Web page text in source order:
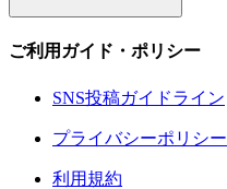
ご利用ガイド・ポリシー
SNS投稿ガイドライン
プライバシーポリシー
利用規約